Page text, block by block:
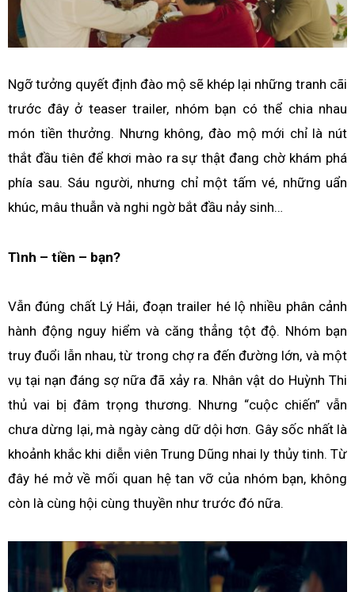
Ngỡ tưởng quyết định đào mộ sẽ khép lại những tranh cãi
trước đây ở teaser trailer, nhóm bạn có thể chia nhau
món tiền thưởng. Nhưng không, đào mộ mới chỉ là nút
thắt đầu tiên để khơi mào ra sự thật đang chờ khám phá
phía sau. Sáu người, nhưng chỉ một tấm vé, những uẩn
khúc, mâu thuẫn và nghi ngờ bắt đầu nảy sinh…
Tình – tiền – bạn?
Vẫn đúng chất Lý Hải, đoạn trailer hé lộ nhiều phân cảnh
hành động nguy hiểm và căng thẳng tột độ. Nhóm bạn
truy đuổi lẫn nhau, từ trong chợ ra đến đường lớn, và một
vụ tại nạn đáng sợ nữa đã xảy ra. Nhân vật do Huỳnh Thi
thủ vai bị đâm trọng thương. Nhưng “cuộc chiến” vẫn
chưa dừng lại, mà ngày càng dữ dội hơn. Gây sốc nhất là
khoảnh khắc khi diễn viên Trung Dũng nhai ly thủy tinh. Từ
đây hé mở về mối quan hệ tan vỡ của nhóm bạn, không
còn là cùng hội cùng thuyền như trước đó nữa.